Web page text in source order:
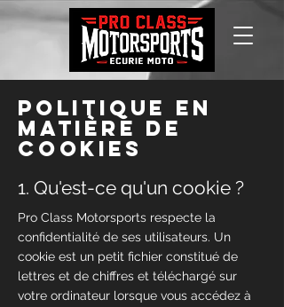
Politique en
matière de
cookies
1. Qu'est-ce qu'un cookie ?
Pro Class Motorsports respecte la
confidentialité de ses utilisateurs. Un
cookie est un petit fichier constitué de
lettres et de chiffres et téléchargé sur
votre ordinateur lorsque vous accédez à